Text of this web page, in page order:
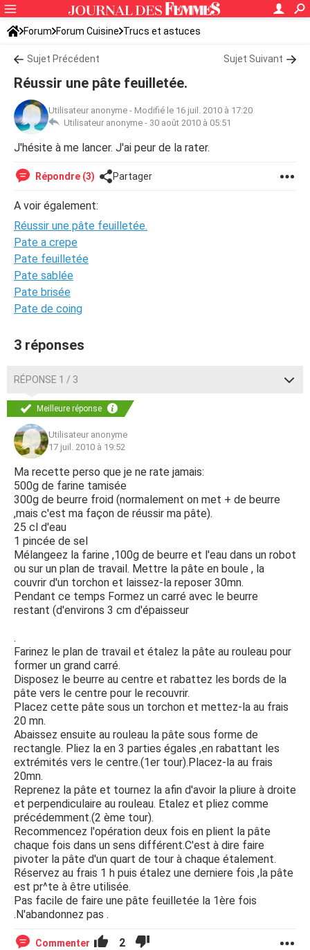
Forum Forum Cuisine Trucs et astuces
Sujet Précédent Sujet Suivant
Réussir une pâte feuilletée.
Utilisateur anonyme - Modifié le 16 juil. 2010 à 17:20
Utilisateur anonyme - 30 août 2010 à 05:51
J'hésite à me lancer. J'ai peur de la rater.
Répondre (3) Partager
A voir également:
Réussir une pâte feuilletée.
Pate a crepe
Pate feuilletée
Pate sablée
Pate brisée
Pate de coing
3 réponses
RÉPONSE 1 / 3
Meilleure réponse
Utilisateur anonyme
17 juil. 2010 à 19:52
Ma recette perso que je ne rate jamais:
500g de farine tamisée
300g de beurre froid (normalement on met + de beurre
,mais c'est ma façon de réussir ma pâte).
25 cl d'eau
1 pincée de sel
Mélangeez la farine ,100g de beurre et l'eau dans un robot
ou sur un plan de travail. Mettre la pâte en boule , la
couvrir d'un torchon et laissez-la reposer 30mn.
Pendant ce temps Formez un carré avec le beurre
restant (d'environs 3 cm d'épaisseur
.
Farinez le plan de travail et étalez la pâte au rouleau pour
former un grand carré.
Disposez le beurre au centre et rabattez les bords de la
pâte vers le centre pour le recouvrir.
Placez cette pâte sous un torchon et mettez-la au frais
20 mn.
Abaissez ensuite au rouleau la pâte sous forme de
rectangle. Pliez la en 3 parties égales ,en rabattant les
extrémités vers le centre.(1er tour).Placez-la au frais
20mn.
Reprenez la pâte et tournez la afin d'avoir la pliure à droite
et perpendiculaire au rouleau. Etalez et pliez comme
précédemment.(2 ème tour).
Recommencez l'opération deux fois en plient la pâte
chaque fois dans un sens différent.C'est à dire faire
pivoter la pâte d'un quart de tour à chaque étalement.
Réservez au frais 1 h puis étalez une derniere fois ,la pâte
est pr^te à être utilisée.
Pas facile de faire une pâte feuilletée la 1ère fois
.N'abandonnez pas .
Commenter 2